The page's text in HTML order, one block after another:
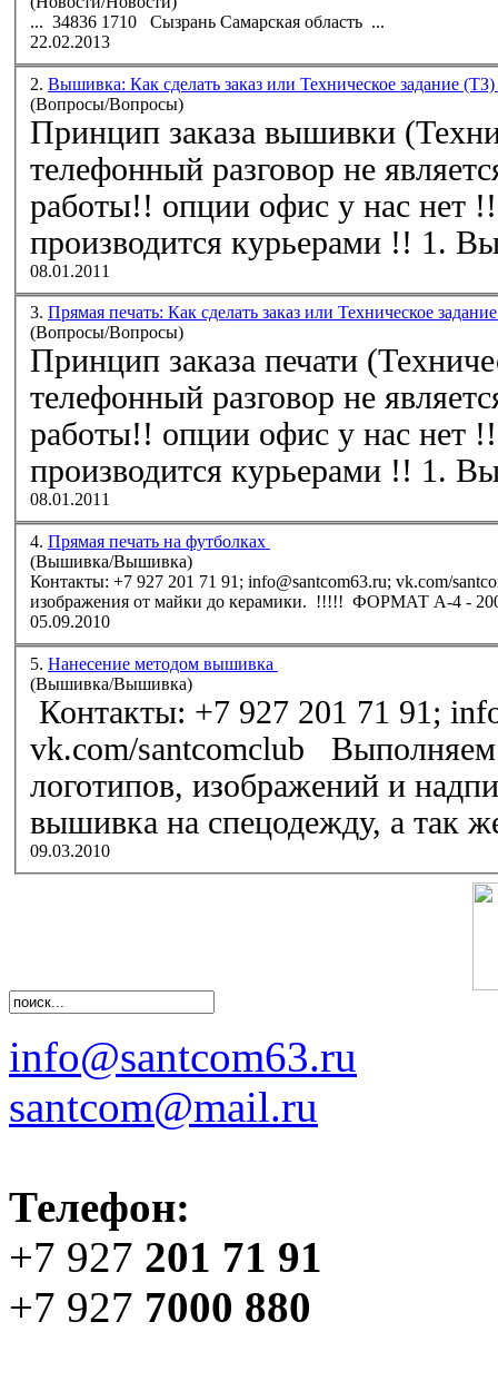
Сызрань
Самарская область ...
22.02.2013
2. Вышивка: Как сделать заказ или Техническое задание (ТЗ)
(Вопросы/Вопросы)
Принцип заказа вышивки
телефонный разговор не
работы!! опции офис у нас нет !!
производится
08.01.2011
3. Прямая печать: Как сделать заказ или Техническое
(Вопросы/Вопросы)
Принцип заказа печати
телефонный разговор не
работы!! опции офис у нас нет !!
08.01.2011
4. Прямая печать на футболках
(Вышивка/Вышивка)
Контакты: +7 927 201 71 91; info@santcom63.ru; vk.com/santcomclub Выполняем
05.09.2010
5. Нанесение методом вышивка
(Вышивка/Вышивка)
Контакты: +7 927 201 71 91;
vk.com/santcomclub Выполняем работы по нанесению
логотипов, изображений и
вышивка на спецодежду, а так
09.03.2010
info@santcom63.ru
santcom@mail.ru
Телефон:
+7 927 201 71 91
+7 927 7000 880